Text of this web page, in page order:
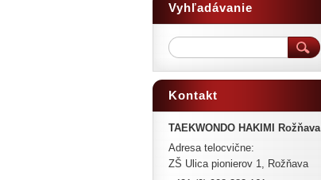
Vyhľadávanie
Kontakt
TAEKWONDO HAKIMI Rožňava
Adresa telocvične:
ZŠ Ulica pionierov 1, Rožňava